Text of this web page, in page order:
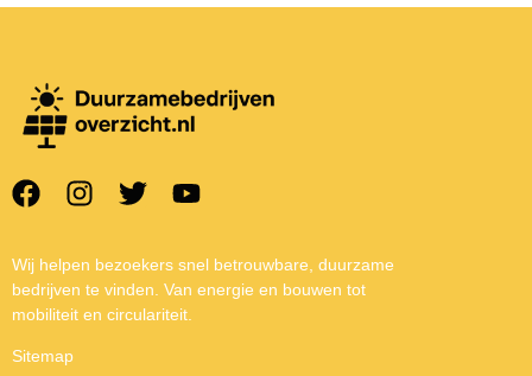
Wij helpen bezoekers snel betrouwbare, duurzame
bedrijven te vinden. Van energie en bouwen tot
mobiliteit en circulariteit.
Sitemap